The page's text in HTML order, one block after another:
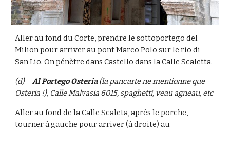
Aller au fond du Corte, prendre le sottoportego del
Milion pour arriver au pont Marco Polo sur le rio di
San Lio. On pénètre dans Castello dans la Calle Scaletta.
(d) Al Portego Osteria (la pancarte ne mentionne que
Osteria !), Calle Malvasia 6015, spaghetti, veau agneau, etc
Aller au fond de la Calle Scaleta, après le porche,
tourner à gauche pour arriver (à droite) au